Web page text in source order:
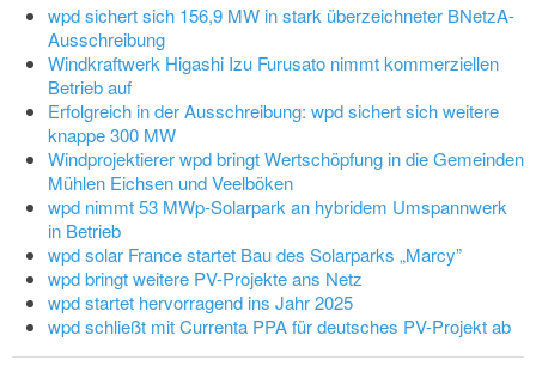
wpd sichert sich 156,9 MW in stark überzeichneter BNetzA-
Ausschreibung
Windkraftwerk Higashi Izu Furusato nimmt kommerziellen
Betrieb auf
Erfolgreich in der Ausschreibung: wpd sichert sich weitere
knappe 300 MW
Windprojektierer wpd bringt Wertschöpfung in die Gemeinden
Mühlen Eichsen und Veelböken
wpd nimmt 53 MWp-Solarpark an hybridem Umspannwerk
in Betrieb
wpd solar France startet Bau des Solarparks „Marcy”
wpd bringt weitere PV-Projekte ans Netz
wpd startet hervorragend ins Jahr 2025
wpd schließt mit Currenta PPA für deutsches PV-Projekt ab